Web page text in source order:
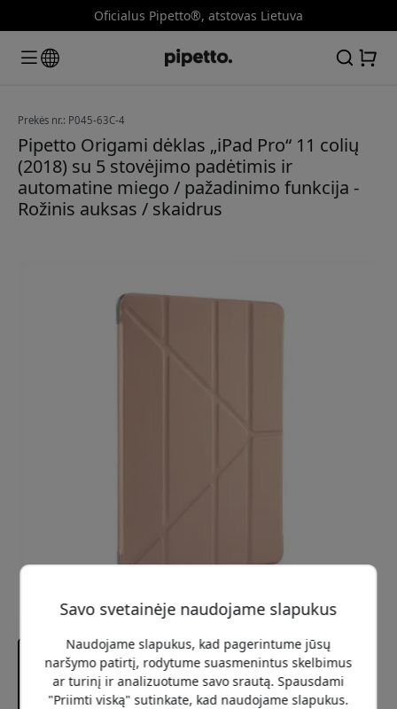
Oficialus Pipetto®, atstovas Lietuva
Prekės nr.: P045-63C-4
Pipetto Origami dėklas „iPad Pro“ 11 colių
(2018) su 5 stovėjimo padėtimis ir
automatine miego / pažadinimo funkcija -
Rožinis auksas / skaidrus
Savo svetainėje naudojame slapukus
Naudojame slapukus, kad pagerintume jūsų
naršymo patirtį, rodytume suasmenintus skelbimus
ar turinį ir analizuotume savo srautą. Spausdami
"Priimti viską" sutinkate, kad naudojame slapukus.